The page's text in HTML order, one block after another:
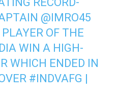
@IMRO45
OF THE
WIN A HIGH-
WHICH ENDED IN
#INDVAFG